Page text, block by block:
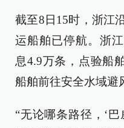
截至8日15时，浙江
运船舶已停航。浙
息4.9万条，点验船
船舶前往安全水域避
“无论哪条路径，‘